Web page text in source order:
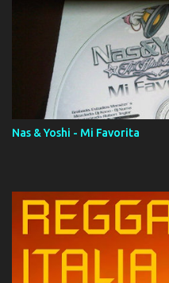
Digital Booklet – Invicto
Album proposto al massimo
AAC M4A; comprato su iTunes
download. REGGAETON
Momento!
Nas & Yoshi - Mi Favorita